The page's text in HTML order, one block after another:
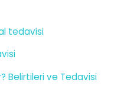
tedavisi
Belirtileri ve Tedavisi